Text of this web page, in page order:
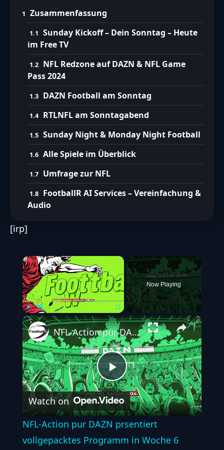
Zusammenfassung
Sunday Kickoff – Dein Sonntag – Heute
im Free TV
NFL Redzone auf DAZN & NFL Game
Pass 2024
DAZN Football am Sonntag
RTLNFL am Sonntagabend
Sunday Night & Monday Night Football
Alle Spiele im Überblick
Umfrage zur NFL
FootballR AI Services – Vereinfachung &
Audio
[irp]
×
Play Unmute Fullscreen
Now Playing
Play
Video
NFL-Action pur DAZN prsentiert vollgepacktes Programm in Woche 6
Watch on
NFL-Action pur DAZN prsentiert
vollgepacktes Programm in Woche 6